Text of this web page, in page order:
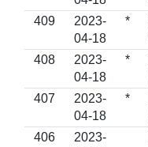
409
2023-
04-18
*
408
2023-
04-18
*
407
2023-
04-18
*
406
2023-